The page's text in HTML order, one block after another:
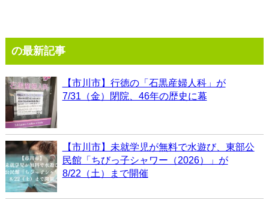
の最新記事
【市川市】行徳の「石黒産婦人科」が
7/31（金）閉院、46年の歴史に幕
【市川市】未就学児が無料で水遊び、東部公
民館「ちびっ子シャワー（2026）」が
8/22（土）まで開催